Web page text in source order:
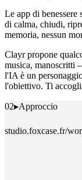
Le app di
di calma, chiudi,
memoria, nessun
Clayr propone
musica, manoscritti
l'IA è un
l'obiettivo. Ti
02▸Approccio
studio.foxcase.fr/